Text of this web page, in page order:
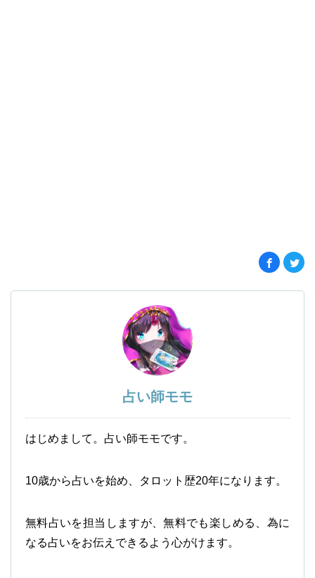
占い師モモ
はじめまして。占い師モモです。
10歳から占いを始め、タロット歴20年になります。
無料占いを担当しますが、無料でも楽しめる、為に
なる占いをお伝えできるよう心がけます。